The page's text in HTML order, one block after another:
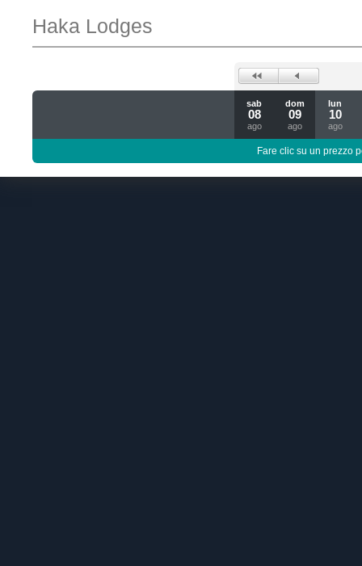
Haka Lodges
sab
08
ago
dom
09
ago
lun
10
ago
Fare clic su un prezzo